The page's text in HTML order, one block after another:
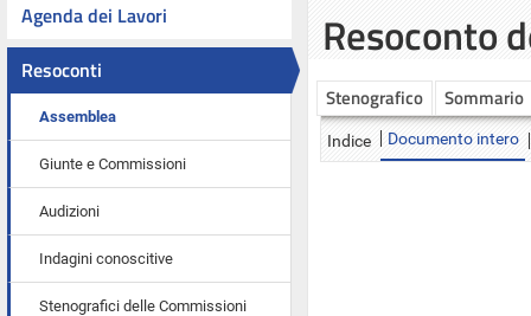
Agenda dei Lavori
Resoconti
Assemblea
Giunte e Commissioni
Audizioni
Indagini conoscitive
Stenografici delle Commissioni
Resoconto
Stenografico Sommario
Indice Documento intero